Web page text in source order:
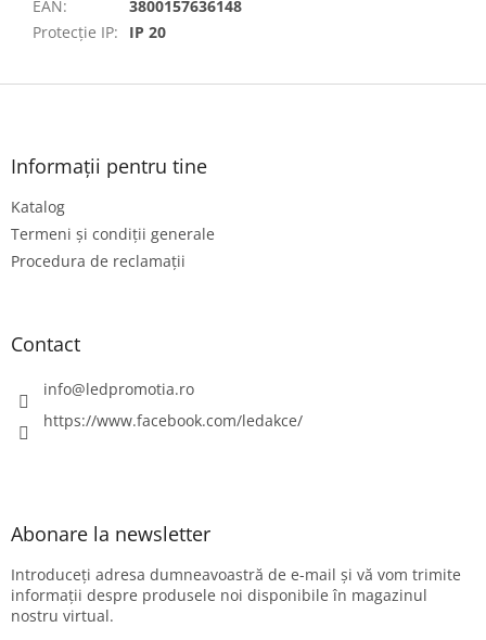
EAN:
3800157636148
Protecție IP: IP 20
S
Informații pentru tine
Katalog
Termeni și condiții generale
Procedura de reclamații
Contact
info@ledpromotia.ro
https://www.facebook.com/ledakce/
Abonare la newsletter
Introduceţi adresa dumneavoastră de e-mail şi vă vom trimite
informaţii despre produsele noi disponibile în magazinul
nostru virtual.